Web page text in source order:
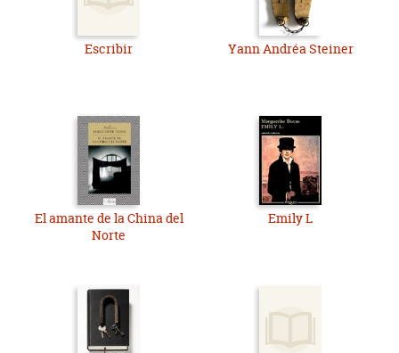
Escribir Yann Andréa Steiner
El amante de la China del
Norte
Emily L